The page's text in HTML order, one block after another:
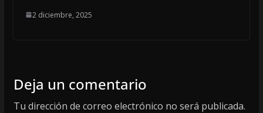
2 diciembre, 2025
Deja un comentario
Tu dirección de correo electrónico no será publicada.